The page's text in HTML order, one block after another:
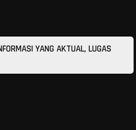
YANG AKTUAL, LUGAS